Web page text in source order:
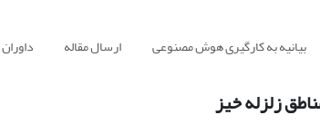
بیانیه به کارگیری هوش مصنوعی ارسال مقاله داوران
زلزله خیز